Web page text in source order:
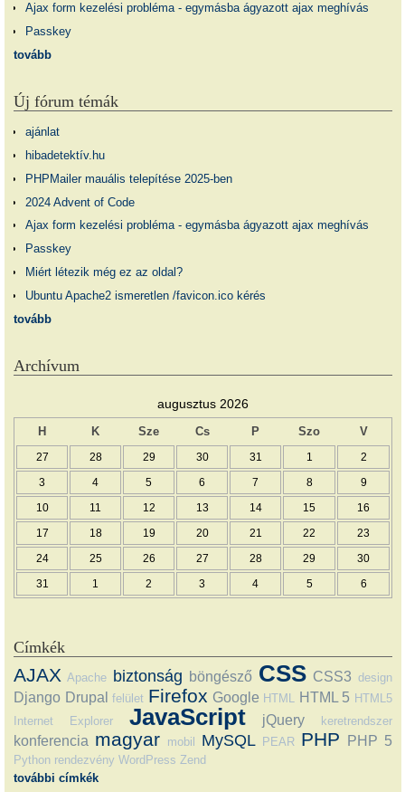
Ajax form kezelési probléma - egymásba ágyazott ajax meghívás
Passkey
tovább
Új fórum témák
ajánlat
hibadetektív.hu
PHPMailer mauális telepítése 2025-ben
2024 Advent of Code
Ajax form kezelési probléma - egymásba ágyazott ajax meghívás
Passkey
Miért létezik még ez az oldal?
Ubuntu Apache2 ismeretlen /favicon.ico kérés
tovább
Archívum
augusztus 2026
H K Sze Cs P Szo V
27 28 29 30 31 1 2
3 4 5 6 7 8 9
10 11 12 13 14 15 16
17 18 19 20 21 22 23
24 25 26 27 28 29 30
31 1 2 3 4 5 6
Címkék
AJAX Apache biztonság böngésző CSS CSS3 design
Django Drupal felület Firefox Google HTML HTML 5 HTML5
Internet Explorer
JavaScript jQuery keretrendszer
konferencia magyar mobil MySQL PEAR PHP PHP 5
Python rendezvény WordPress Zend
további címkék